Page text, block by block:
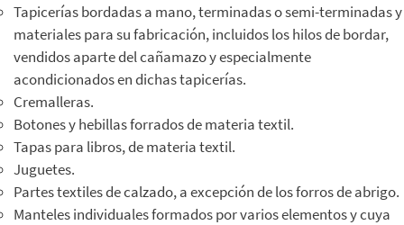
Tapicerías bordadas a mano, terminadas o semi-terminadas y
materiales para su fabricación, incluidos los hilos de bordar,
vendidos aparte del cañamazo y especialmente
acondicionados en dichas tapicerías.
Cremalleras.
Botones y hebillas forrados de materia textil.
Tapas para libros, de materia textil.
Juguetes.
Partes textiles de calzado, a excepción de los forros de abrigo.
Manteles individuales formados por varios elementos y cuya